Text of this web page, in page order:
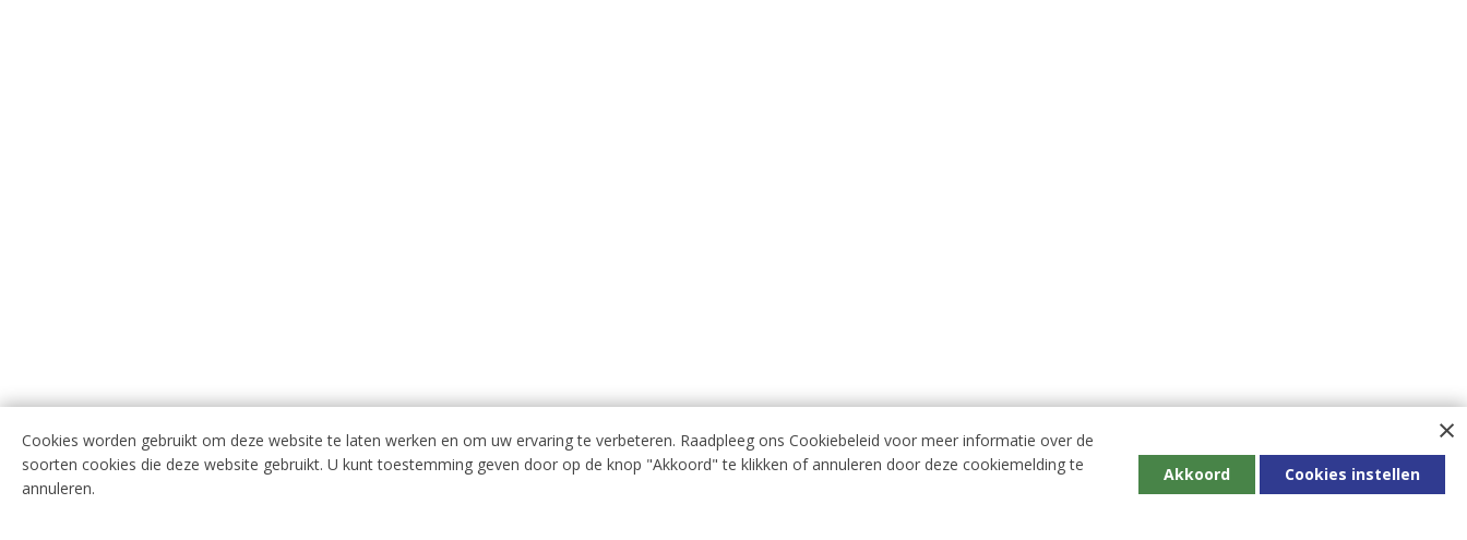
Cookies worden gebruikt om deze website te laten werken en om uw ervaring te verbeteren. Raadpleeg ons Cookiebeleid voor meer informatie over de
soorten cookies die deze website gebruikt. U kunt toestemming geven door op de knop "Akkoord" te klikken of annuleren door deze cookiemelding te
annuleren.
Akkoord Cookies instellen